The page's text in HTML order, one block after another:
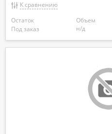
К сравнению
Остаток
Под заказ
Объем
н/д